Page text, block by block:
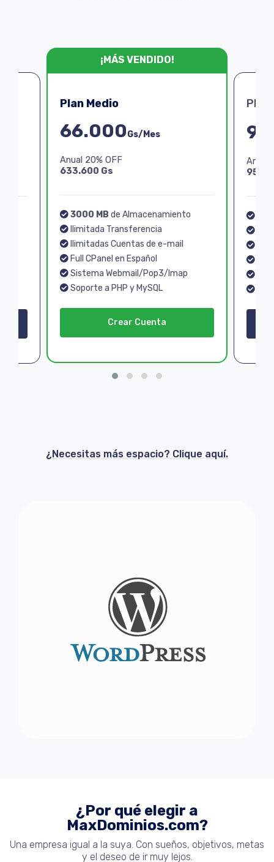
¡MÁS VENDIDO!
Plan Medio
66.000Gs/Mes
Anual 20% OFF
633.600 Gs
3000 MB de Almacenamiento
Ilimitada Transferencia
Ilimitadas Cuentas de e-mail
Full CPanel en Español
Sistema Webmail/Pop3/Imap
Soporte a PHP y MySQL
Crear Cuenta
Plan
Anual
¿Necesitas más espacio? Clique aquí.
¿Por qué elegir a
MaxDominios.com?
Una empresa igual a la suya. Con sueños, objetivos, metas
y el deseo de ir muy lejos.